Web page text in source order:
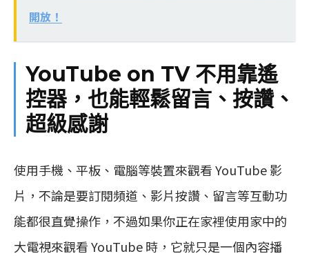
開放！
YouTube on TV 不用靠遙
控器，也能輕鬆留言、按讚、
超級感謝
使用手機、平板、電腦等裝置來觀看 YouTube 影
片，不論是要訂閱頻道、影片按讚、留言等互動功
能都很直覺操作，不過如果你正在家裡使用家中的
大電視來觀看 YouTube 時，它就只是一個內容播